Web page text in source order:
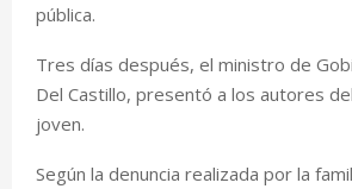
pública.
Tres días después, el ministro de
Del Castillo, presentó a los autores
joven.
Según la denuncia realizada por la